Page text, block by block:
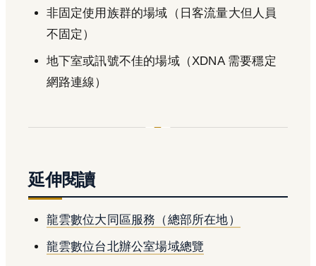
非固定使用族群的場域（日客流量大但人員
不固定）
地下室或訊號不佳的場域（XDNA 需要穩定
網路連線）
延伸閱讀
龍雲數位大同區服務（總部所在地）
龍雲數位台北辦公室場域總覽